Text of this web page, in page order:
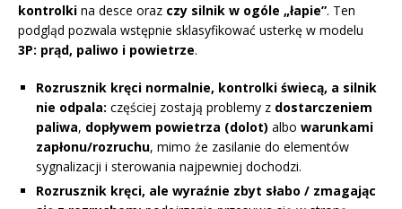
kontrolki na desce oraz czy silnik w ogóle „łapie”. Ten
podgląd pozwala wstępnie sklasyfikować usterkę w modelu
3P: prąd, paliwo i powietrze.
Rozrusznik kręci normalnie, kontrolki świecą, a silnik
nie odpala: częściej zostają problemy z dostarczeniem
paliwa, dopływem powietrza (dolot) albo warunkami
zapłonu/rozruchu, mimo że zasilanie do elementów
sygnalizacji i sterowania najpewniej dochodzi.
Rozrusznik kręci, ale wyraźnie zbyt słabo / zmagając